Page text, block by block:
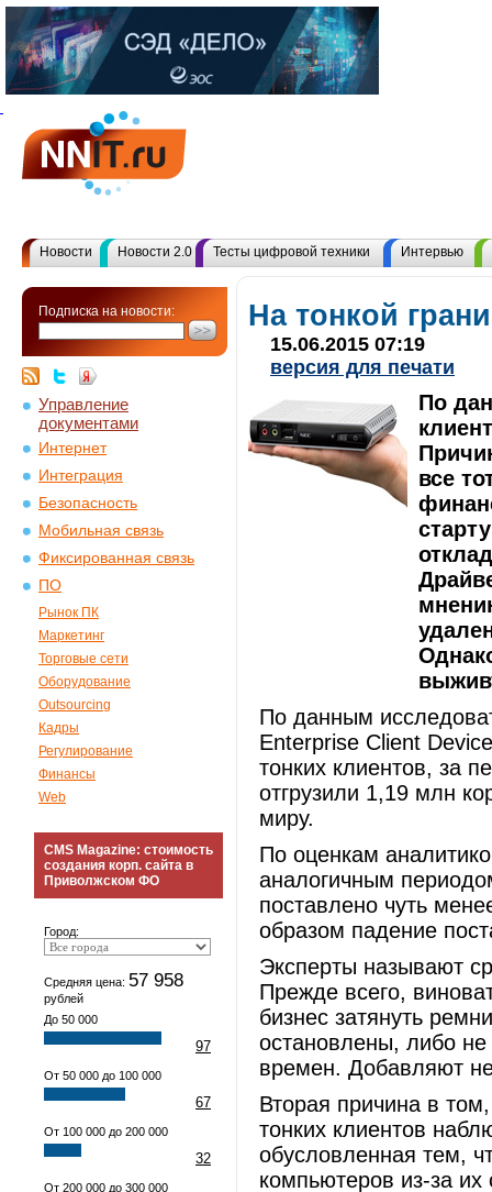
Новости Новости 2.0 Тесты цифровой техники Интервью
Подписка на новости:
Управление
документами
Интернет
Интеграция
Безопасность
Мобильная связь
Фиксированная связь
ПО
Рынок ПК
Маркетинг
Торговые сети
Оборудование
Outsourcing
Кадры
Регулирование
Финансы
Web
CMS Magazine: стоимость
создания корп. сайта в
Приволжском ФО
Город:
Средняя цена: 57 958
рублей
До 50 000
97
От 50 000 до 100 000
67
От 100 000 до 200 000
32
От 200 000 до 300 000
На тонкой грани
15.06.2015 07:19
версия для печати
По
все
По данным
Enterprise Client
тонких клиентов, за
отгрузили 1,19 млн
миру.
По оценкам
аналогичным
поставлено чуть
образом падение
Эксперты называют
Прежде всего,
бизнес затянуть
остановлены, либо
времен. Добавляют
Вторая причина в
тонких клиентов
обусловленная тем,
компьютеров из-за их